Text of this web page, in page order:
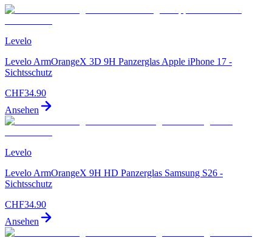
Levelo
Levelo ArmOrangeX 3D 9H Panzerglas Apple iPhone 17 -
Sichtsschutz
CHF34.90
Ansehen
Levelo
Levelo ArmOrangeX 9H HD Panzerglas Samsung S26 -
Sichtsschutz
CHF34.90
Ansehen